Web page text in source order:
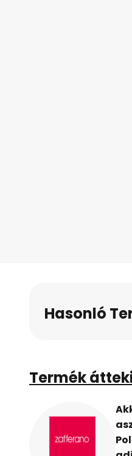
Hasonló
Termék